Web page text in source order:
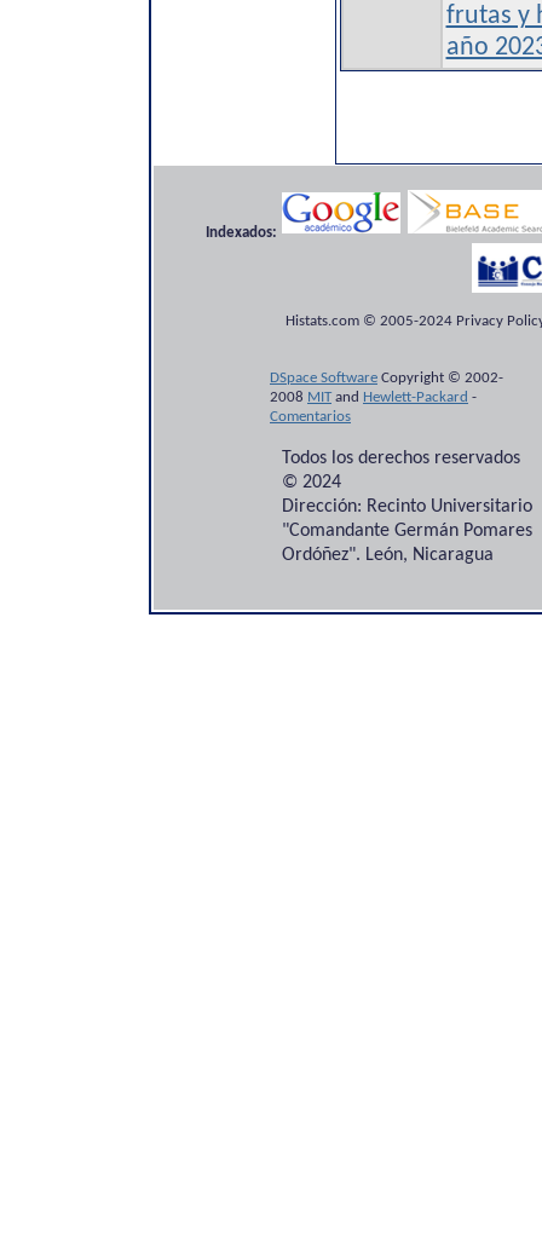
frutas y
año
Indexados:
Histats.com © 2005-2024 Privacy
DSpace Software Copyright © 2002-
2008 MITand Hewlett-Packard -
Comentarios
Todos los derechos reservados
© 2024
Dirección: Recinto Universitario
"Comandante Germán Pomares
Ordóñez". León, Nicaragua